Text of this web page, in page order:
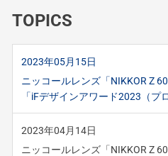
TOPICS
2023年05月15日
ニッコールレンズ「NIKKOR Z
「iFデザインアワード2023（プ
2023年04月14日
ニッコールレンズ「NIKKOR Z